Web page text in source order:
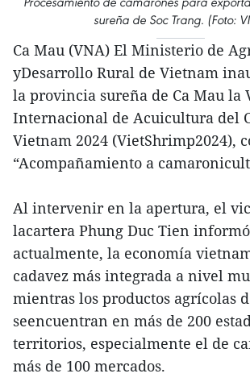
sureña de Soc Trang. (Foto:
Ca Mau (VNA) El Ministerio de
yDesarrollo Rural de Vietnam
la provincia sureña de Ca Mau la
Internacional de Acuicultura del
Vietnam 2024 (VietShrimp2024),
“Acompañamiento a
Al intervenir en la apertura, el
lacartera Phung Duc Tien
actualmente, la economía
cadavez más integrada a nivel
mientras los productos agrícolas
seencuentran en más de 200
territorios, especialmente el de
más de 100 mercados.